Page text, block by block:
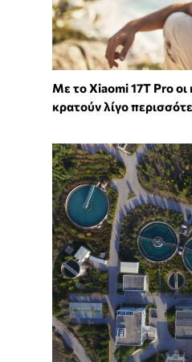
Με το Xiaomi 17T Pro οι
κρατούν λίγο